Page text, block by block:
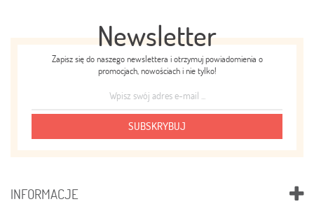
Newsletter
Zapisz się do naszego newslettera i otrzymuj powiadomienia o
promocjach, nowościach i nie tylko!
SUBSKRYBUJ
INFORMACJE